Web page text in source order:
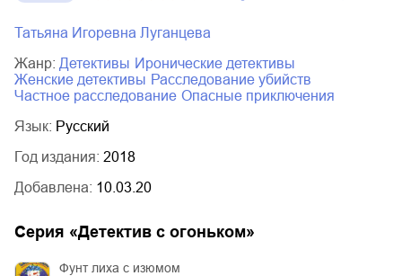
Татьяна Игоревна Луганцева
Жанр:
детективы
иронические детективы
женские детективы
расследование убийств
частное расследование
опасные приключения
Язык: Русский
Год издания: 2018
Добавлена: 10.03.20
Серия «Детектив с огоньком»
Фунт лиха с изюмом